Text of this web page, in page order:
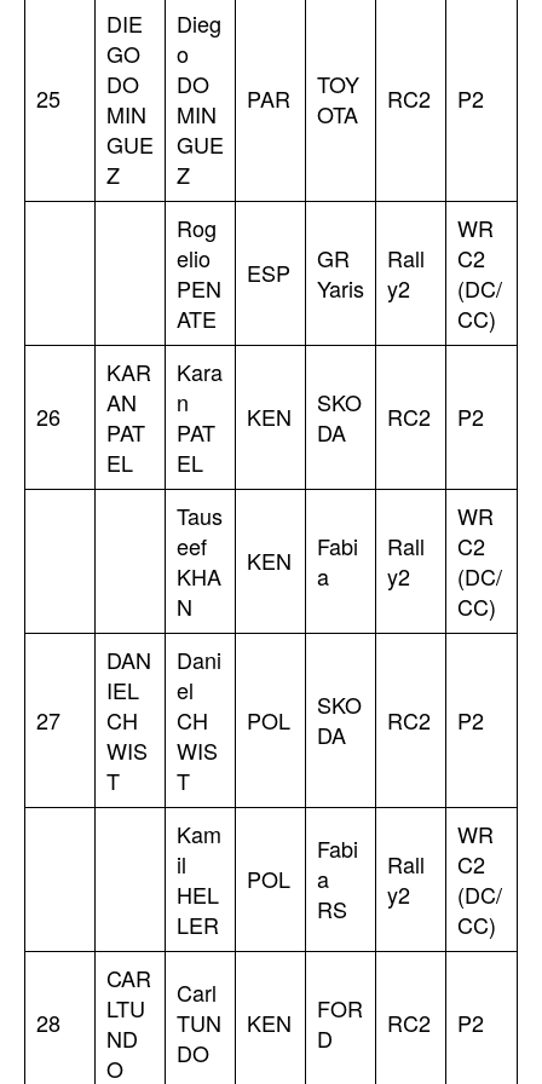
25
DIE
GO
DO
MIN
GUE
Z
Dieg
o
DO
MIN
GUE
Z
PAR
TOY
OTA
RC2 P2
Rog
elio
PEN
ATE
ESP
GR
Yaris
Rall
y2
WR
C2
(DC/
CC)
26
KAR
AN
PAT
EL
Kara
n
PAT
EL
KEN
SKO
DA
RC2 P2
Taus
eef
KHA
N
KEN
Fabi
a
Rall
y2
WR
C2
(DC/
CC)
27
DAN
IEL
CH
WIS
T
Dani
el
CH
WIS
T
POL
SKO
DA
RC2 P2
Kam
il
HEL
LER
POL
Fabi
a
RS
Rall
y2
WR
C2
(DC/
CC)
28
CAR
LTU
ND
O
Carl
TUN
DO
KEN
FOR
D
RC2 P2